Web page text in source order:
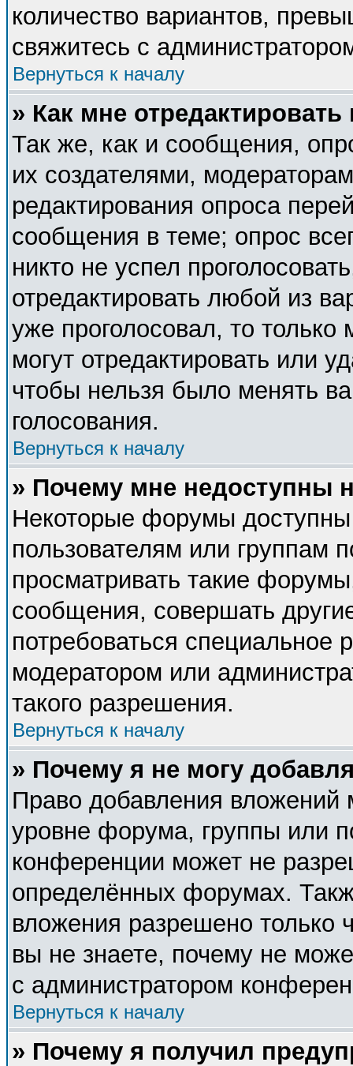
количество вариантов,
свяжитесь с
Вернуться к началу
» Как мне
Так же, как и сообщения,
их создателями,
редактирования опроса
сообщения в теме; опрос
никто не успел
отредактировать любой из
уже проголосовал, то
могут отредактировать или
чтобы нельзя было менять
голосования.
Вернуться к началу
» Почему мне недоступны
Некоторые форумы
пользователям или группам
просматривать такие
сообщения, совершать
потребоваться специальное
модератором или
такого разрешения.
Вернуться к началу
» Почему я не могу
Право добавления вложений
уровне форума, группы или
конференции может не
определённых форумах.
вложения разрешено только
вы не знаете, почему не
с администратором
Вернуться к началу
» Почему я получил